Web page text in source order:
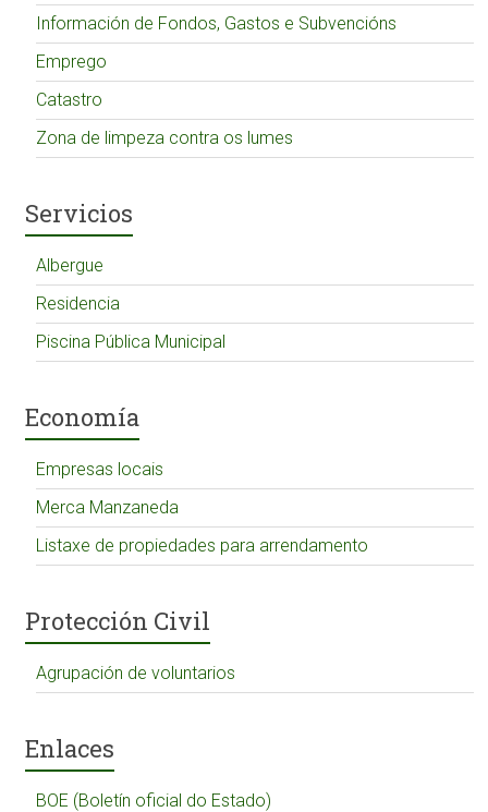
Información de Fondos, Gastos e Subvencións
Emprego
Catastro
Zona de limpeza contra os lumes
Servicios
Albergue
Residencia
Piscina Pública Municipal
Economía
Empresas locais
Merca Manzaneda
Listaxe de propiedades para arrendamento
Protección Civil
Agrupación de voluntarios
Enlaces
BOE (Boletín oficial do Estado)